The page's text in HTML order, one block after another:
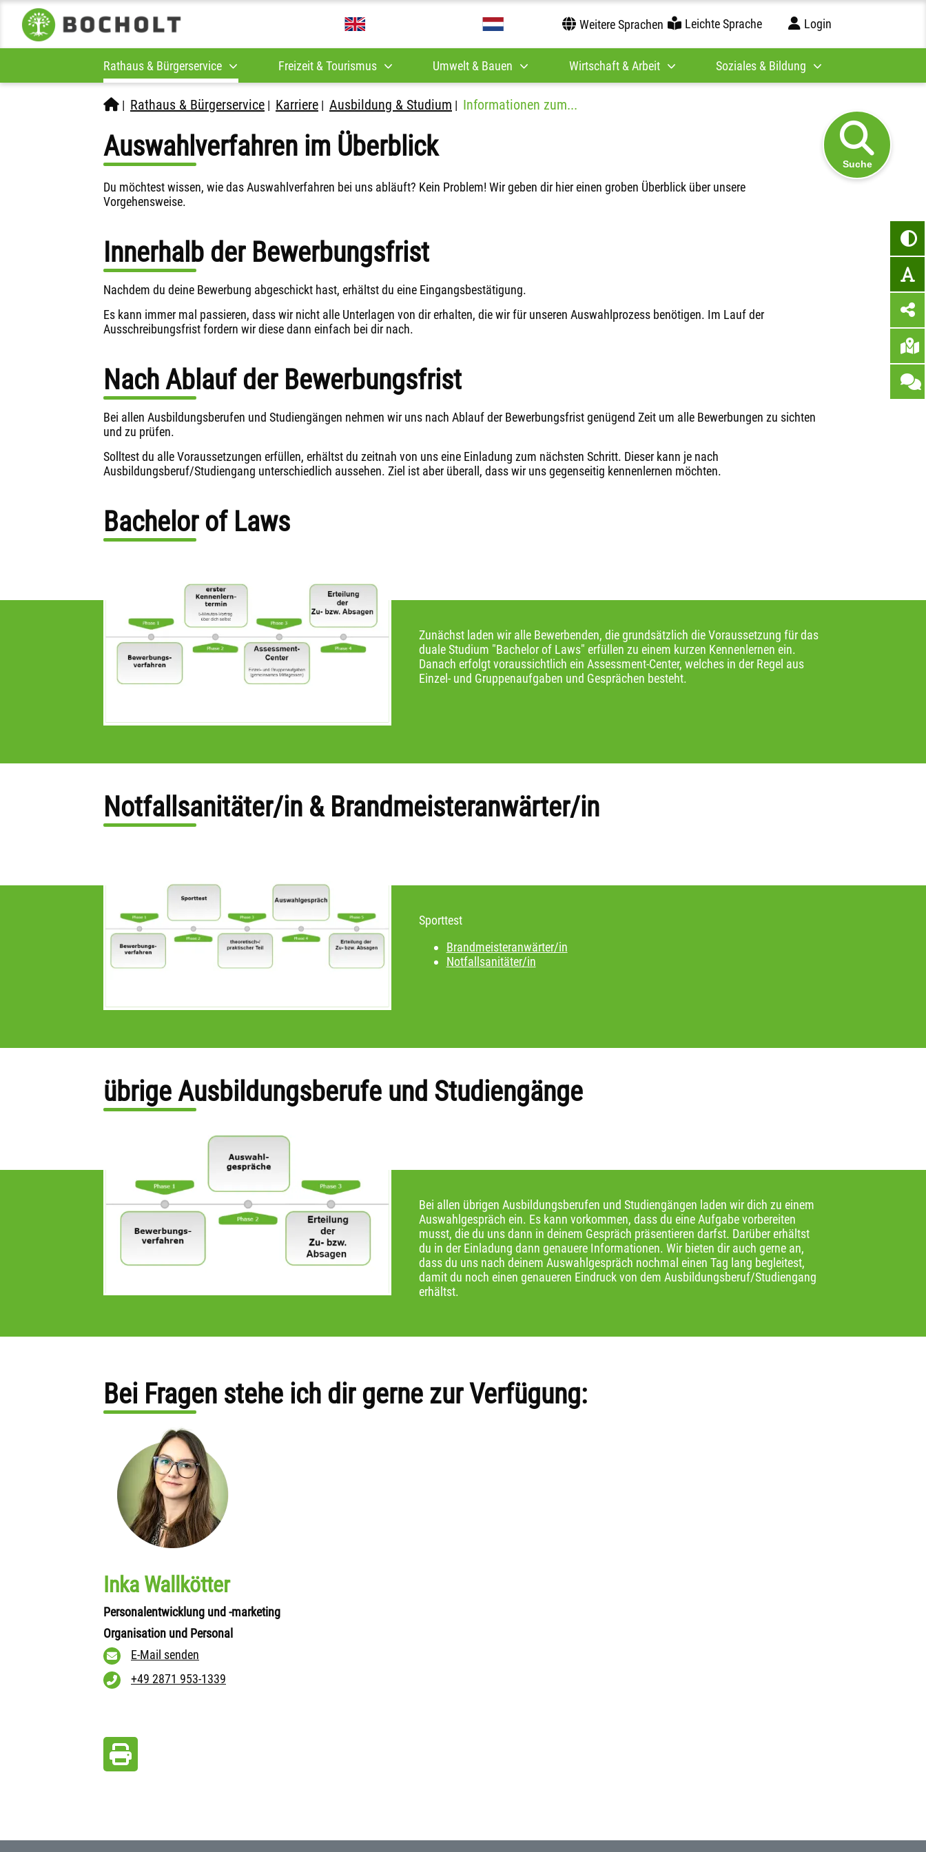
Weitere Sprachen Leichte Sprache Login
Rathaus & Bürgerservice Freizeit & Tourismus Umwelt & Bauen Wirtschaft & Arbeit Soziales & Bildung
Suche
| Rathaus & Bürgerservice | Karriere | Ausbildung & Studium | Informationen zum...
Auswahlverfahren im Überblick
Du möchtest wissen, wie das Auswahlverfahren bei uns abläuft? Kein Problem! Wir geben dir hier einen groben Überblick über unsere
Vorgehensweise.
Innerhalb der Bewerbungsfrist
Nachdem du deine Bewerbung abgeschickt hast, erhältst du eine Eingangsbestätigung.
Es kann immer mal passieren, dass wir nicht alle Unterlagen von dir erhalten, die wir für unseren Auswahlprozess benötigen. Im Lauf der
Ausschreibungsfrist fordern wir diese dann einfach bei dir nach.
Nach Ablauf der Bewerbungsfrist
Bei allen Ausbildungsberufen und Studiengängen nehmen wir uns nach Ablauf der Bewerbungsfrist genügend Zeit um alle Bewerbungen zu sichten
und zu prüfen.
Solltest du alle Voraussetzungen erfüllen, erhältst du zeitnah von uns eine Einladung zum nächsten Schritt. Dieser kann je nach
Ausbildungsberuf/Studiengang unterschiedlich aussehen. Ziel ist aber überall, dass wir uns gegenseitig kennenlernen möchten.
Bachelor of Laws
Zunächst laden wir alle Bewerbenden, die grundsätzlich die Voraussetzung für das
duale Studium "Bachelor of Laws" erfüllen zu einem kurzen Kennenlernen ein.
Danach erfolgt voraussichtlich ein Assessment-Center, welches in der Regel aus
Einzel- und Gruppenaufgaben und Gesprächen besteht.
Notfallsanitäter/in & Brandmeisteranwärter/in
Sporttest
Brandmeisteranwärter/in
Notfallsanitäter/in
übrige Ausbildungsberufe und Studiengänge
Bei allen übrigen Ausbildungsberufen und Studiengängen laden wir dich zu einem
Auswahlgespräch ein. Es kann vorkommen, dass du eine Aufgabe vorbereiten
musst, die du uns dann in deinem Gespräch präsentieren darfst. Darüber erhältst
du in der Einladung dann genauere Informationen. Wir bieten dir auch gerne an,
dass du uns nach deinem Auswahlgespräch nochmal einen Tag lang begleitest,
damit du noch einen genaueren Eindruck von dem Ausbildungsberuf/Studiengang
erhältst.
Bei Fragen stehe ich dir gerne zur Verfügung:
Inka Wallkötter
Personalentwicklung und -marketing
Organisation und Personal
E-Mail senden
+49 2871 953-1339